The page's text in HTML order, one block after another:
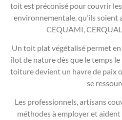
toit est préconisé pour couvrir
environnementale, qu’ils soient
CEQUAMI,
Un toit plat végétalisé permet
îlot de nature dès que le temps le
toiture devient un havre de paix
se
Les professionnels, artisans
méthodes à employer et